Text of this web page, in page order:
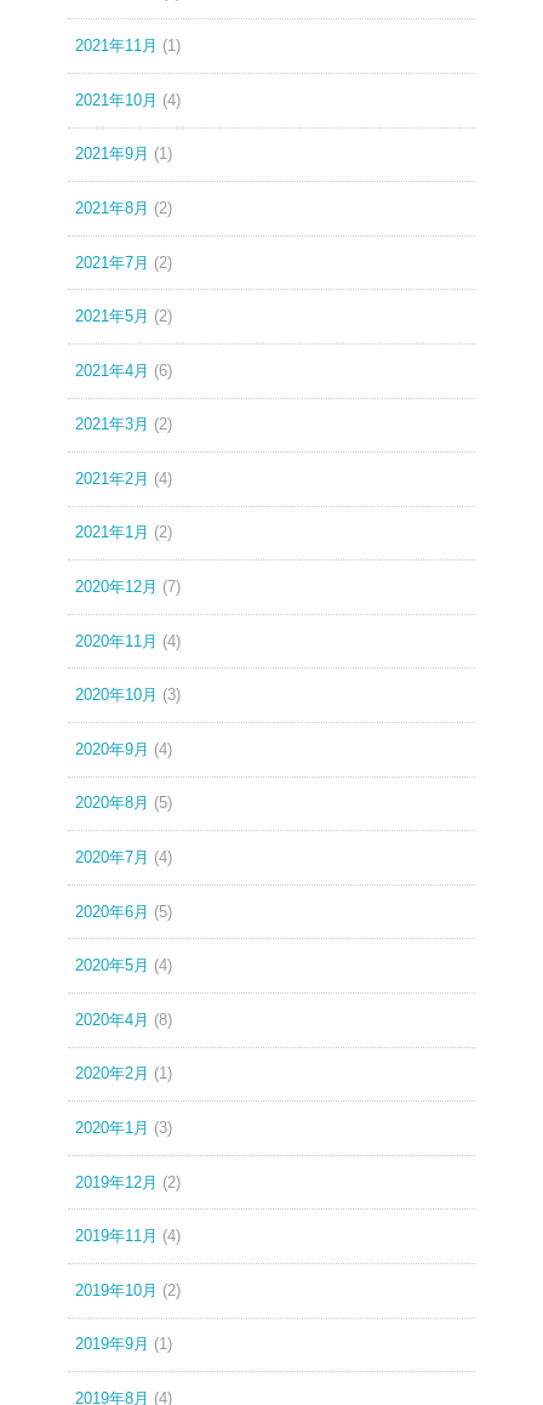
2021年11月 (1)
2021年10月 (4)
2021年9月 (1)
2021年8月 (2)
2021年7月 (2)
2021年5月 (2)
2021年4月 (6)
2021年3月 (2)
2021年2月 (4)
2021年1月 (2)
2020年12月 (7)
2020年11月 (4)
2020年10月 (3)
2020年9月 (4)
2020年8月 (5)
2020年7月 (4)
2020年6月 (5)
2020年5月 (4)
2020年4月 (8)
2020年2月 (1)
2020年1月 (3)
2019年12月 (2)
2019年11月 (4)
2019年10月 (2)
2019年9月 (1)
2019年8月 (4)